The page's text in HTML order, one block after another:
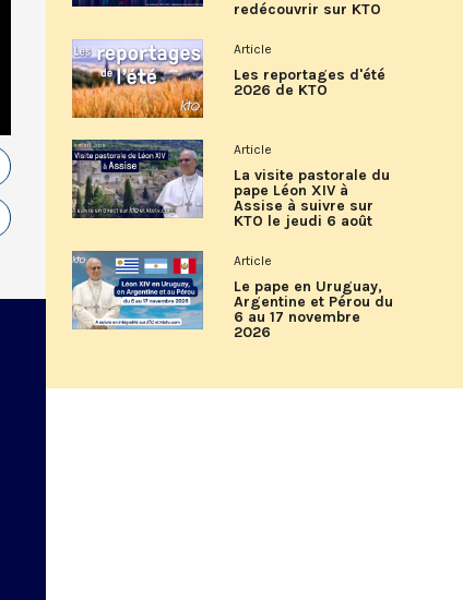
redécouvrir sur KTO
Article
Les reportages d'été
2026 de KTO
Article
La visite pastorale du
pape Léon XIV à
Assise à suivre sur
KTO le jeudi 6 août
Article
Le pape en Uruguay,
Argentine et Pérou du
6 au 17 novembre
2026